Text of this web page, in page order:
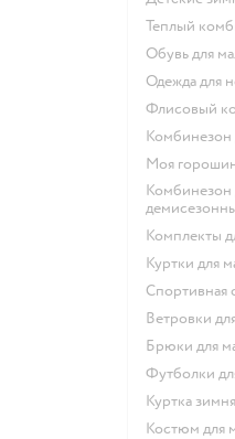
Теплый
Обувь для
Одежда
Флисовый
Моя
Комбинезон для новорожденных
Комплекты
Куртки для
Ветровки
Брюки для
Футболки
Куртка
Костюм для